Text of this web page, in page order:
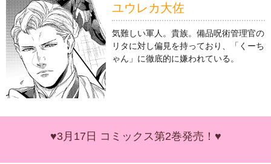
ユウレカ大佐
気難しい軍人。貴族。備品呪術管理官の
リタに対し偏見を持っており、「くーち
ゃん」に徹底的に嫌われている。
♥3月17日 コミックス第2巻発売！♥